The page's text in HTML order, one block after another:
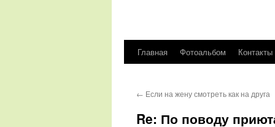
Перейти
содержимому
Главная Фотоальбом Контакты
← Если на жену смотреть как на друга
Re: По поводу